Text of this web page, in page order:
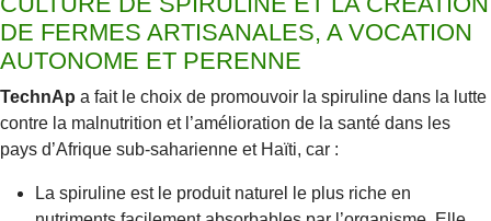
DE FERMES ARTISANALES, A VOCATION
AUTONOME ET PERENNE
TechnAp a fait le choix de promouvoir la spiruline dans la lutte
contre la malnutrition et l’amélioration de la santé dans les
pays d’Afrique sub-saharienne et Haïti, car :
La spiruline est le produit naturel le plus riche en